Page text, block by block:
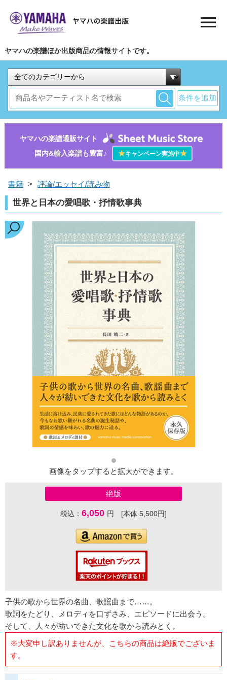
ヤマハの楽譜ほか出版商品の情報サイトです。
条件を追加
ヤマハの楽譜通販サイト
国内&輸入楽譜も豊富♪
★キャンペーン実施中★
書籍 > 評論/エッセイ/読み物
世界と日本の愛唱歌・抒情歌事典
画像をタップすると拡大ができます。
絶版
税込： 6,050 円 [本体 5,500円]
子供の歌から世界の名曲、歌謡曲まで……。
歌詞をたどり、メロディを口ずさみ、エピソードに出会う。
そして、人々が紡いできた文化を歌から読みとく。
※大変申し訳ありませんが、こちらの商品は絶版でございま
す。